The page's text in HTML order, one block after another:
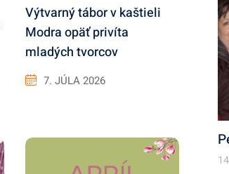
Výtvarný tábor v kaštieli
Modra opäť privíta
mladých tvorcov
7. JÚLA 2026